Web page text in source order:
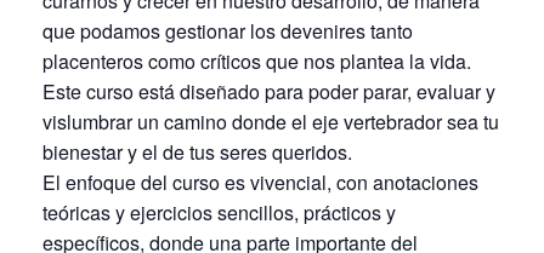
que podamos gestionar los devenires tanto
placenteros como críticos que nos plantea la vida.
Este curso está diseñado para poder parar, evaluar y
vislumbrar un camino donde el eje vertebrador sea tu
bienestar y el de tus seres queridos.
El enfoque del curso es vivencial, con anotaciones
teóricas y ejercicios sencillos, prácticos y
específicos, donde una parte importante del